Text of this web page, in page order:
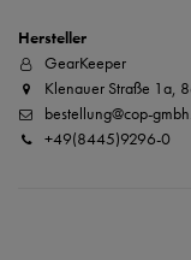
Hersteller
GearKeeper
Klenauer Straße 1a,
bestellung@cop-
+49(8445)9296-0